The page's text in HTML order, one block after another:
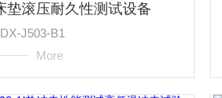
垫滚压耐久性测试设备
J503-B1
More